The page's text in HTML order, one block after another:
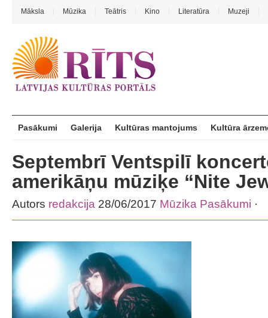
Māksla Mūzika Teātris Kino Literatūra Muzeji
Pasākumi Galerija Kultūras mantojums Kultūra
Septembrī Ventspilī
amerikāņu mūziķe “Nite
Autors redakcija 28/06/2017 Mūzika Pasākumi ·